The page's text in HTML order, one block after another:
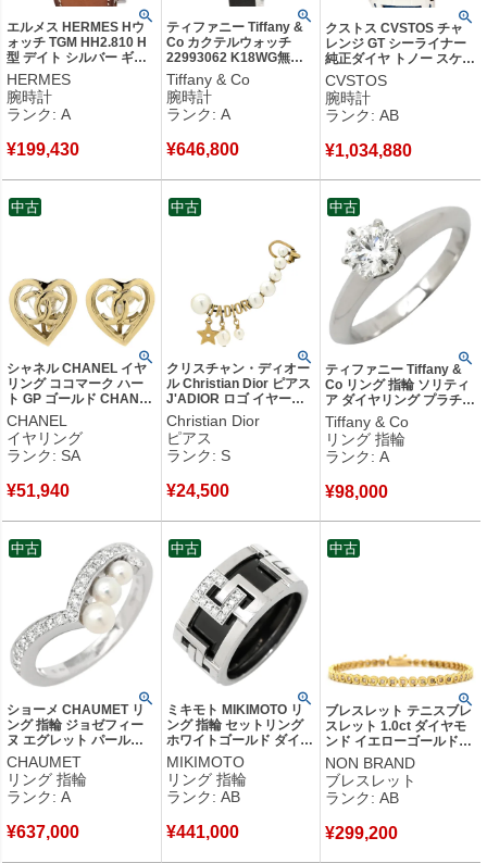
エルメス HERMES Hウ
ォッチ TGM HH2.810 H
型 デイト シルバー ギョ
ーシェ アラビア スクエ
ア メンズ 腕時計自動巻
き シルバー 【中古】中
古美品
HERMES
腕時計
ランク: A
¥199,430
ティファニー Tiffany &
Co カクテルウォッチ
22993062 K18WG無垢
純正ダイヤ ブラック ロ
ーマン オーバル レディ
ース 腕時計クオーツ ブ
ラック 【中古】中古美品
Tiffany & Co
腕時計
ランク: A
¥646,800
クストス CVSTOS チャ
レンジ GT シーライナー
純正ダイヤ トノー スケル
トン ブルー 青 デイト メ
ンズ 腕時計自動巻き ブル
ー 【中古】中古品
CVSTOS
腕時計
ランク: AB
¥1,034,880
シャネル CHANEL イヤ
リング ココマーク ハー
ト GP ゴールド CHANEL
CCマーク B22P 【箱】
【中古】新品同様品
CHANEL
イヤリング
ランク: SA
¥51,940
中古
クリスチャン・ディオー
ル Christian Dior ピアス
J'ADIOR ロゴ イヤーカ
フ ピアス 片耳用 GP フェ
イクパール ホワイト ヴ
ィンテージ金具 星 フェ
イクパール スウィング
管品
Christian Dior
ピアス
ランク: S
¥24,500
中古
ティファニー Tiffany &
Co リング 指輪 ソリティ
ア ダイヤリング プラチナ
シルバー T＆Co. 一粒 1P
立爪 0.39ct プラチナ950
4号 【箱】 【中古】中古
美品
Tiffany & Co
リング 指輪
ランク: A
¥98,000
中古
ショーメ CHAUMET リ
ング 指輪 ジョゼフィー
ヌ エグレット パールホ
ワイト×ホワイトゴール
ド #56(JP16) 白 あこや
パール ダイヤ パヴェ
15.5号 083290 【中古】
CHAUMET
リング 指輪
ランク: A
¥637,000
中古
ミキモト MIKIMOTO リ
ング 指輪 セットリング
ホワイトゴールド ダイヤ
18K 750WG 重ね付け
11.5号 【中古】中古品
MIKIMOTO
リング 指輪
ランク: AB
¥441,000
中古
ブレスレット テニスブレ
スレット 1.0ct ダイヤモ
ンド イエローゴールド
Au750 18K 18金 ベゼル
セッティング 【中古】中
古品
NON BRAND
ブレスレット
ランク: AB
¥299,200
中古